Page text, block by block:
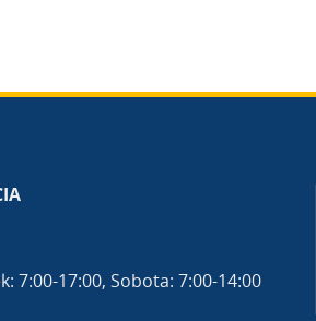
7:00-17:00, Sobota: 7:00-14:00